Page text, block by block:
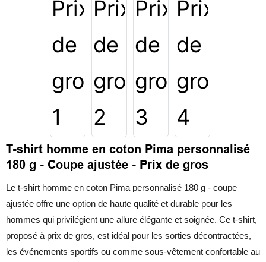
T-shirt homme en coton Pima personnalisé
180 g - Coupe ajustée - Prix de gros
Le t-shirt homme en coton Pima personnalisé 180 g - coupe
ajustée offre une option de haute qualité et durable pour les
hommes qui privilégient une allure élégante et soignée. Ce t-shirt,
proposé à prix de gros, est idéal pour les sorties décontractées,
les événements sportifs ou comme sous-vêtement confortable au